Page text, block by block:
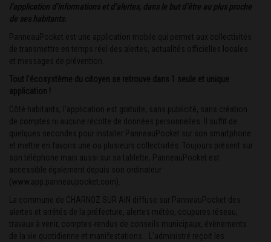
l’application d’informations et d’alertes, dans le but d’être au plus proche
de ses habitants.
PanneauPocket est une application mobile qui permet aux collectivités
de transmettre en temps réel des alertes, actualités officielles locales
et messages de prévention.
Tout l’écosystème du citoyen se retrouve dans 1 seule et unique
application !
Côté habitants, l’application est gratuite, sans publicité, sans création
de comptes ni aucune récolte de données personnelles. Il suffit de
quelques secondes pour installer PanneauPocket sur son smartphone
et mettre en favoris une ou plusieurs collectivités. Toujours présent sur
son téléphone mais aussi sur sa tablette, PanneauPocket est
accessible également depuis son ordinateur
(www.app.panneaupocket.com).
La commune de CHARNOZ SUR AIN diffuse sur PanneauPocket des
alertes et arrêtés de la préfecture, alertes météo, coupures réseau,
travaux à venir, comptes-rendus de conseils municipaux, évènements
de la vie quotidienne et manifestations… L’administré reçoit les